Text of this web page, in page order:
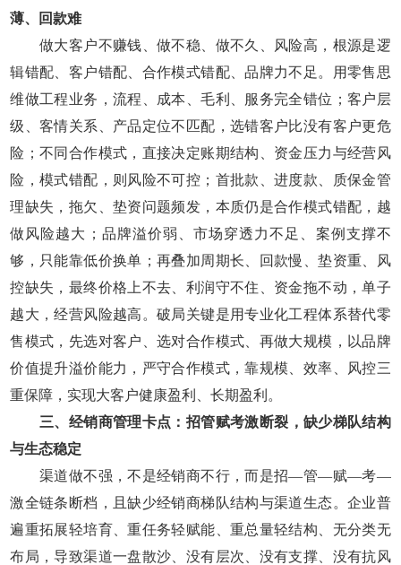
薄、回款难
做大客户不赚钱、做不稳、做不久、风险高，根源是逻
辑错配、客户错配、合作模式错配、品牌力不足。用零售思
维做工程业务，流程、成本、毛利、服务完全错位；客户层
级、客情关系、产品定位不匹配，选错客户比没有客户更危
险；不同合作模式，直接决定账期结构、资金压力与经营风
险，模式错配，则风险不可控；首批款、进度款、质保金管
理缺失，拖欠、垫资问题频发，本质仍是合作模式错配，越
做风险越大；品牌溢价弱、市场穿透力不足、案例支撑不
够，只能靠低价换单；再叠加周期长、回款慢、垫资重、风
控缺失，最终价格上不去、利润守不住、资金拖不动，单子
越大，经营风险越高。破局关键是用专业化工程体系替代零
售模式，先选对客户、选对合作模式、再做大规模，以品牌
价值提升溢价能力，严守合作模式，靠规模、效率、风控三
重保障，实现大客户健康盈利、长期盈利。
三、经销商管理卡点：招管赋考激断裂，缺少梯队结构
与生态稳定
渠道做不强，不是经销商不行，而是招—管—赋—考—
激全链条断档，且缺少经销商梯队结构与渠道生态。企业普
遍重拓展轻培育、重任务轻赋能、重总量轻结构、无分类无
布局，导致渠道一盘散沙、没有层次、没有支撑、没有抗风